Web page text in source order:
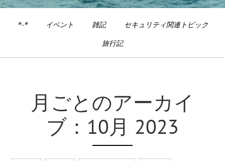
*-* イベント 雑記
セキュリティ関連トピック
旅行記
月ごとのアーカイ
ブ：10月 2023